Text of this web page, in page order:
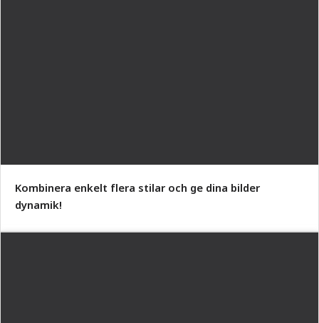
Kombinera enkelt flera stilar och ge dina bilder
dynamik!